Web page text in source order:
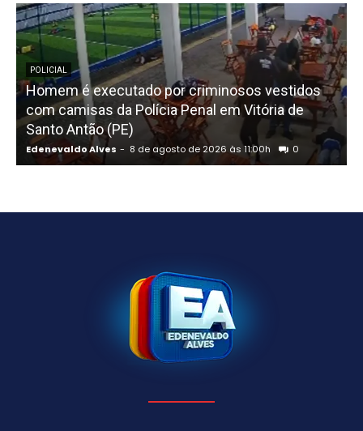
POLICIAL
Homem é executado por criminosos vestidos
com camisas da Polícia Penal em Vitória de
Santo Antão (PE)
Edenevaldo Alves - 8 de agosto de 2026 às 11:00h 0